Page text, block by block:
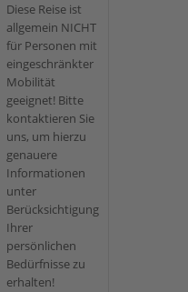
Diese Reise ist
allgemein NICHT
für Personen mit
eingeschränkter
Mobilität
geeignet! Bitte
kontaktieren Sie
uns, um hierzu
genauere
Informationen
unter
Berücksichtigung
Ihrer
persönlichen
Bedürfnisse zu
erhalten!